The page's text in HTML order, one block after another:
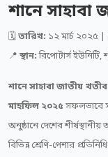
শানে সাহাবা
🗓️ তারিখ: ১২ মার্চ ২০২৫
📍 স্থান:রিপোর্টার্স
শানে সাহাবা জাতীয়
মাহফিল ২০২৫সফলভাবে
অনুষ্ঠানে দেশের
বিভিন্ন শ্রেণি-পেশার